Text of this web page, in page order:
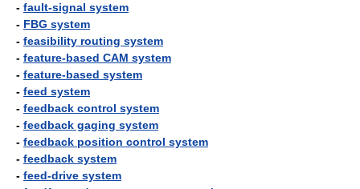
- fault-signal system
- FBG system
- feasibility routing system
- feature-based CAM system
- feature-based system
- feed system
- feedback control system
- feedback gaging system
- feedback position control system
- feedback system
- feed-drive system